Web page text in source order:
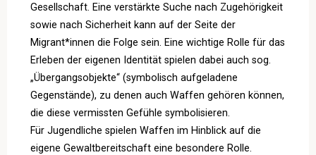
Gesellschaft. Eine verstärkte Suche nach Zugehörigkeit
sowie nach Sicherheit kann auf der Seite der
Migrant*innen die Folge sein. Eine wichtige Rolle für das
Erleben der eigenen Identität spielen dabei auch sog.
„Übergangsobjekte“ (symbolisch aufgeladene
Gegenstände), zu denen auch Waffen gehören können,
die diese vermissten Gefühle symbolisieren.
Für Jugendliche spielen Waffen im Hinblick auf die
eigene Gewaltbereitschaft eine besondere Rolle.